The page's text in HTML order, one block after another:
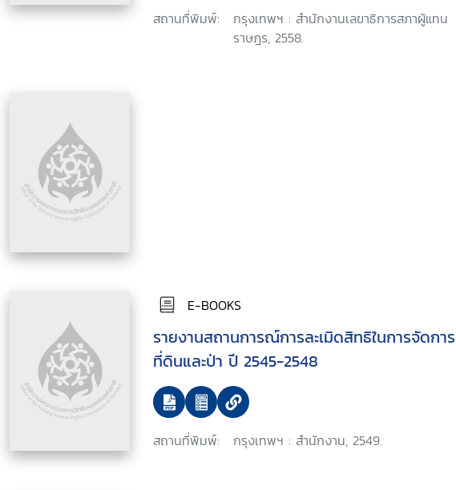
สถานที่พิมพ์:
กรุงเทพฯ : สำนักงานเลขาธิการสภาผู้แทน
ราษฎร, 2558.
E-BOOKS
รายงานสถานการณ์การละเมิดสิทธิในการจัดการ
ที่ดินและป่า ปี 2545-2548
สถานที่พิมพ์: กรุงเทพฯ : สำนักงาน, 2549.